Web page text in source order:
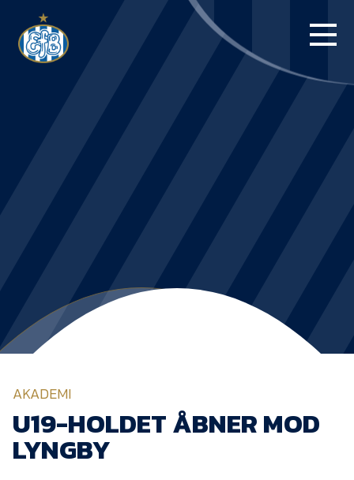
BLUE WATER
NYHEDER
AKADEMI
U19-HOLDET ÅBNER MOD
LYNGBY